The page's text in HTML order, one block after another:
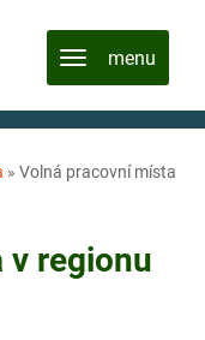
» Volná pracovní místa
v regionu